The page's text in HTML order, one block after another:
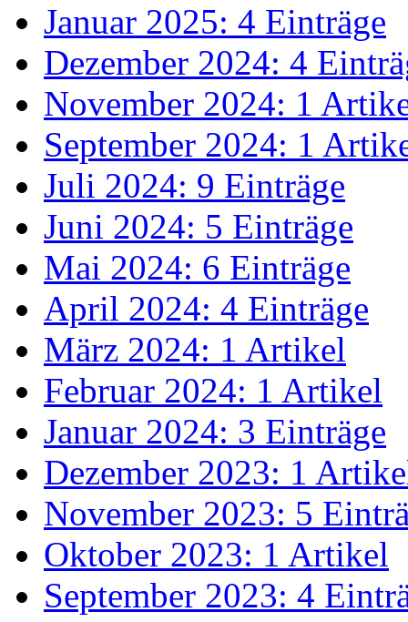
Januar 2025: 4 Einträge
Dezember 2024: 4
November 2024: 1
September 2024: 1
Juli 2024: 9 Einträge
Juni 2024: 5 Einträge
Mai 2024: 6 Einträge
April 2024: 4 Einträge
März 2024: 1 Artikel
Februar 2024: 1 Artikel
Januar 2024: 3 Einträge
Dezember 2023: 1
November 2023: 5
Oktober 2023: 1 Artikel
September 2023: 4